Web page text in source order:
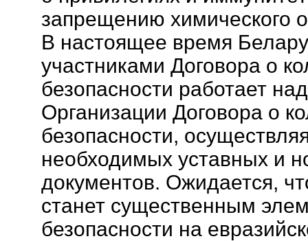
запрещению химического
В настоящее время
участниками Договора о
безопасности работает
Организации Договора о
безопасности,
необходимых уставных и
документов. Ожидается,
станет существенным
безопасности на